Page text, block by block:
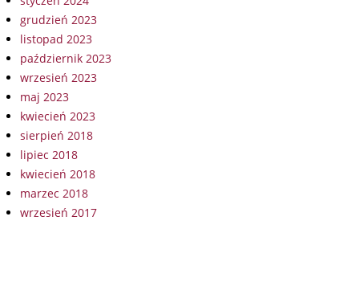
grudzień 2023
listopad 2023
październik 2023
wrzesień 2023
maj 2023
kwiecień 2023
sierpień 2018
lipiec 2018
kwiecień 2018
marzec 2018
wrzesień 2017